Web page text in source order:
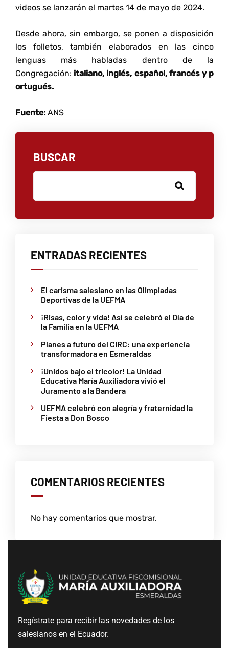
videos se lanzarán el martes 14 de mayo de 2024.
Desde ahora, sin embargo, se ponen a disposición
los folletos, también elaborados en las cinco
lenguas más habladas dentro de la
Congregación: italiano, inglés, español, francésy p
ortugués.
Fuente: ANS
BUSCAR
ENTRADAS RECIENTES
El carisma salesiano en las Olimpiadas
Deportivas de la UEFMA
¡Risas, color y vida! Así se celebró el Día de
la Familia en la UEFMA
Planes a futuro del CIRC: una experiencia
transformadora en Esmeraldas
¡Unidos bajo el tricolor! La Unidad
Educativa María Auxiliadora vivió el
Juramento a la Bandera
UEFMA celebró con alegría y fraternidad la
Fiesta a Don Bosco
COMENTARIOS RECIENTES
No hay comentarios que mostrar.
Regístrate para recibir las novedades de los
salesianos en el Ecuador.